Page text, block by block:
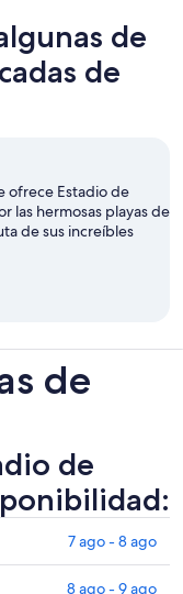
de
de
ofrece Estadio de
las hermosas playas de
de sus increíbles
de
de
7 ago - 8 ago
8 ago - 9 ago